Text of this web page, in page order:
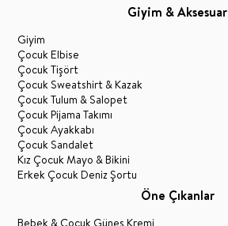
Giyim & Aksesuar
Giyim
Çocuk Elbise
Çocuk Tişört
Çocuk Sweatshirt & Kazak
Çocuk Tulum & Salopet
Çocuk Pijama Takımı
Çocuk Ayakkabı
Çocuk Sandalet
Kız Çocuk Mayo & Bikini
Erkek Çocuk Deniz Şortu
Öne Çıkanlar
Bebek & Çocuk Güneş Kremi